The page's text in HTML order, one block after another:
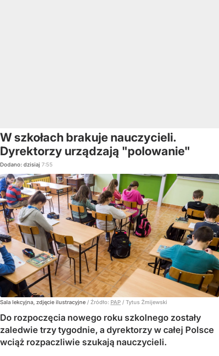
W szkołach brakuje nauczycieli.
Dyrektorzy urządzają "polowanie"
Dodano: dzisiaj 7:55
Sala lekcyjna, zdjęcie ilustracyjne / Źródło: PAP / Tytus Żmijewski
Do rozpoczęcia nowego roku szkolnego zostały
zaledwie trzy tygodnie, a dyrektorzy w całej Polsce
wciąż rozpaczliwie szukają nauczycieli.